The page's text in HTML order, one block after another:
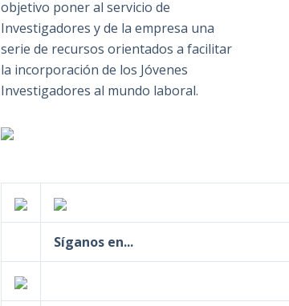
objetivo poner al servicio de
Investigadores y de la empresa una
serie de recursos orientados a facilitar
la incorporación de los Jóvenes
Investigadores al mundo laboral.
Síganos en...